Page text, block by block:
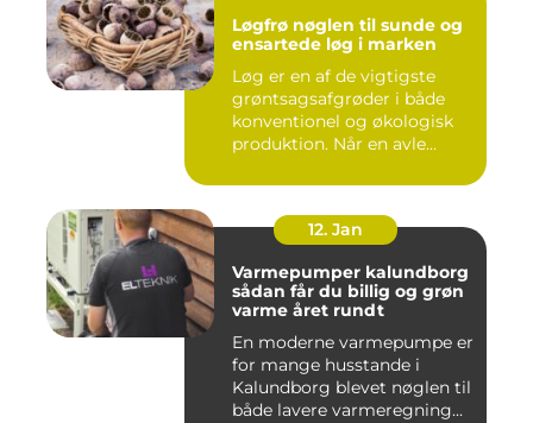
Løgfrø nøglen til sunde og
ensartede løg i marken
Løg er en af de vigtigste
grøntsagsafgrøder i både
konventionel og økologisk
produktion. Når en avle...
12. Jan
Varmepumper kalundborg
sådan får du billig og grøn
varme året rundt
En moderne varmepumpe er
for mange husstande i
Kalundborg blevet nøglen til
både lavere varmeregning...